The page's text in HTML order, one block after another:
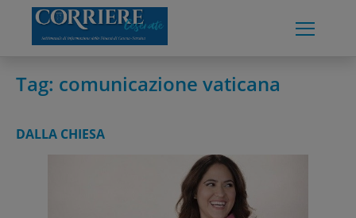
content
Tag: comunicazione vaticana
DALLA CHIESA